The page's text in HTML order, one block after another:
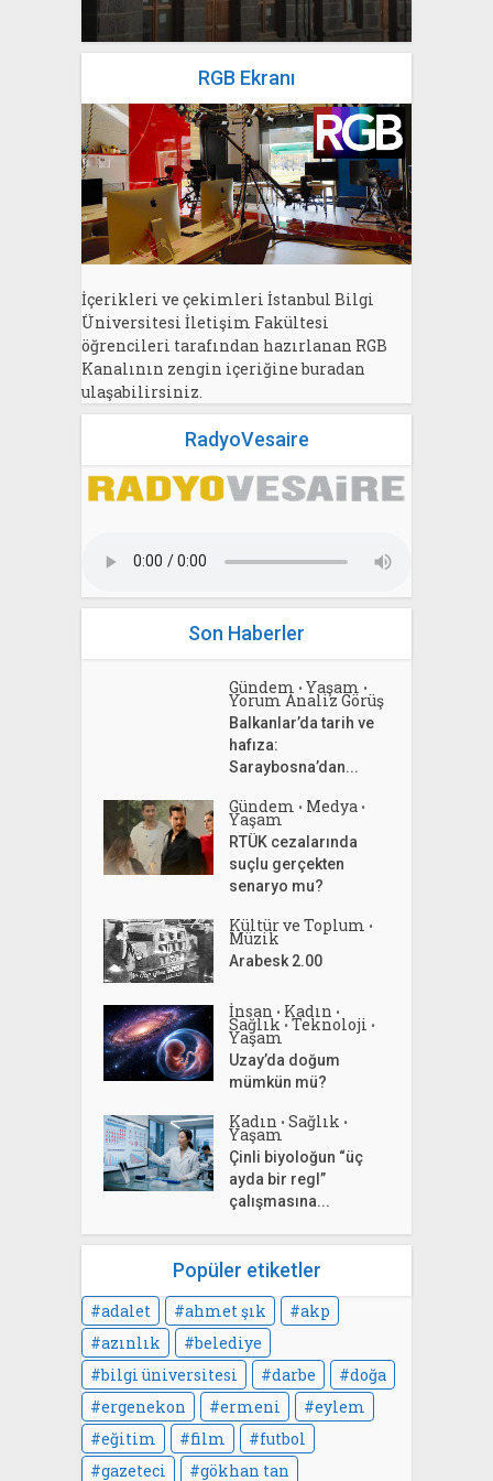
RGB Ekranı
İçerikleri ve çekimleri İstanbul Bilgi
Üniversitesi İletişim Fakültesi
öğrencileri tarafından hazırlanan RGB
Kanalının zengin içeriğine buradan
ulaşabilirsiniz.
RadyoVesaire
Son Haberler
Gündem • Yaşam •
Yorum Analiz Görüş
Balkanlar’da tarih ve
hafıza:
Saraybosna’dan...
Gündem • Medya •
Yaşam
RTÜK cezalarında
suçlu gerçekten
senaryo mu?
Kültür ve Toplum •
Müzik
Arabesk 2.00
İnsan • Kadın •
Sağlık • Teknoloji •
Yaşam
Uzay’da doğum
mümkün mü?
Kadın • Sağlık •
Yaşam
Çinli biyoloğun “üç
ayda bir regl”
çalışmasına...
Popüler etiketler
adalet ahmet şık
akp
azınlık
belediye
bilgi üniversitesi
darbe
doğa
ergenekon
ermeni
eylem
eğitim
film
futbol
gazeteci
gökhan tan